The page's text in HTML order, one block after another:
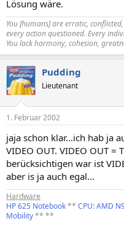
Lösung wäre.
You [humans] are erratic,
every action questioned. Every
You lack harmony, cohesion,
Pudding
Lieutenant
1. Februar 2002
jaja schon klar...ich hab ja
VIDEO OUT. VIDEO OUT =
berücksichtigen war ist
aber is ja auch egal...
Hardware
HP 625 Notebook** CPU: AMD
Mobility** **